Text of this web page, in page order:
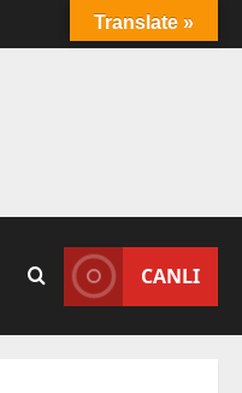
CANLI
Translate »